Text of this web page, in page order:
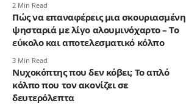
2 Min Read
Πώς να επαναφέρεις μια σκουριασμένη
ψησταριά με λίγο αλουμινόχαρτο – Το
εύκολο και αποτελεσματικό κόλπο
3 Min Read
Νυχοκόπτης που δεν κόβει; Το απλό
κόλπο που τον ακονίζει σε
δευτερόλεπτα